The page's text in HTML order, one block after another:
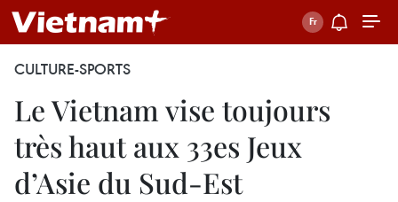
CULTURE-SPORTS
Le Vietnam vise toujours
très haut aux 33es Jeux
d’Asie du Sud-Est